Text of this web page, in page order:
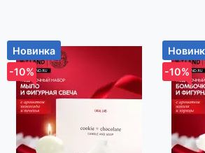
Новинка
-10%
-10%